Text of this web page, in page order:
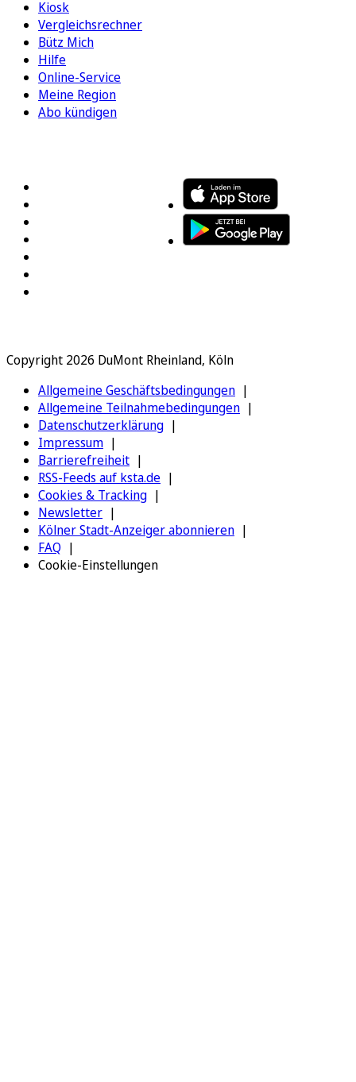
Kiosk
Vergleichsrechner
Bütz Mich
Hilfe
Online-Service
Meine Region
Abo kündigen
Copyright 2026 DuMont Rheinland, Köln
Allgemeine Geschäftsbedingungen
Allgemeine Teilnahmebedingungen
Datenschutzerklärung
Impressum
Barrierefreiheit
RSS-Feeds auf ksta.de
Cookies & Tracking
Newsletter
Kölner Stadt-Anzeiger abonnieren
FAQ
Cookie-Einstellungen